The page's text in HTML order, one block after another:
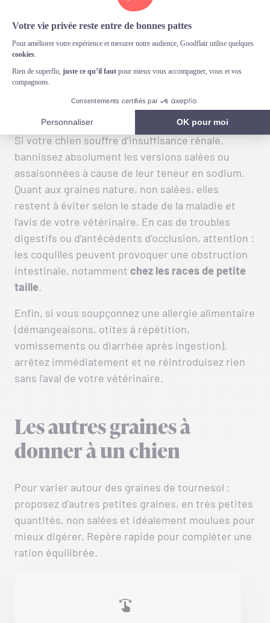
lipides risque de stimuler la sécrétion
pancréatique et d’aggraver l’inflammation. En cas
d’hyperlipidémie, d’obésité ou de diabète, même
décortiquées, ces petites graines font grimper
les triglycérides et peuvent déstabiliser la
Si votre chien souffre d’insuffisance rénale,
bannissez absolument les versions salées ou
assaisonnées à cause de leur teneur en sodium.
Quant aux graines nature, non salées, elles
restent à éviter selon le stade de la maladie et
l’avis de votre vétérinaire. En cas de troubles
digestifs ou d’antécédents d’occlusion, attention :
les coquilles peuvent provoquer une obstruction
intestinale, notamment chez les races de petite
taille.
Enfin, si vous soupçonnez une allergie alimentaire
(démangeaisons, otites à répétition,
vomissements ou diarrhée après ingestion),
arrêtez immédiatement et ne réintroduisez rien
sans l’aval de votre vétérinaire.
Les autres graines à
donner à un chien
Pour varier autour des graines de tournesol :
proposez d’autres petites graines, en très petites
quantités, non salées et idéalement moulues pour
mieux digérer. Repère rapide pour compléter une
ration équilibrée.